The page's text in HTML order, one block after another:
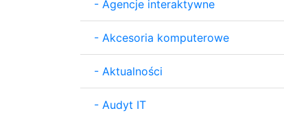
- Agencje interaktywne
- Akcesoria komputerowe
- Aktualności
- Audyt IT